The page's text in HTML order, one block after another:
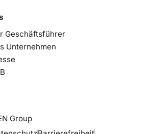
Geschäftsführer
Unternehmen
Group